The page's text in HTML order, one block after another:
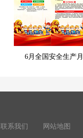
6月全国安全生产
联系我们 网站地图